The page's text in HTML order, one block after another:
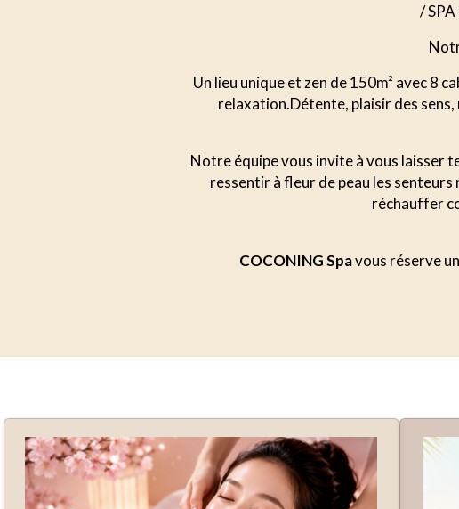
/
Un lieu unique et zen de 150m² avec 8
relaxation.Détente, plaisir des
Notre équipe vous invite à vous laisser
ressentir à fleur de peau les senteurs
réchauffer
COCONING Spavous réserve